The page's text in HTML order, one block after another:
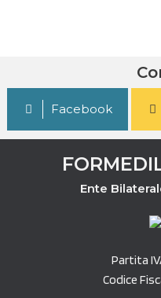
Facebook
Ente
Partita
Codice